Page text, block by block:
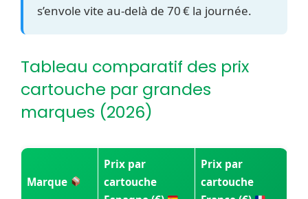
s’envole vite au-delà de 70 € la journée.
Tableau comparatif des prix
cartouche par grandes
marques (2026)
Marque
Prix par
cartouche
Prix par
cartouche